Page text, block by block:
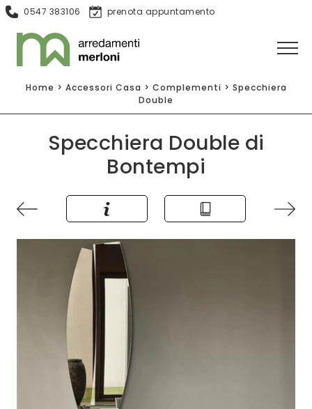
0547 383106 prenota appuntamento
Home > Accessori Casa > Complementi > Specchiera
Double
Specchiera Double di
Bontempi